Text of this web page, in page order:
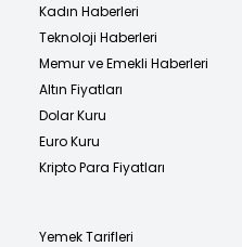
Kadın Haberleri
Teknoloji Haberleri
Memur ve Emekli Haberleri
Altın Fiyatları
Dolar Kuru
Euro Kuru
Kripto Para Fiyatları
Yemek Tarifleri